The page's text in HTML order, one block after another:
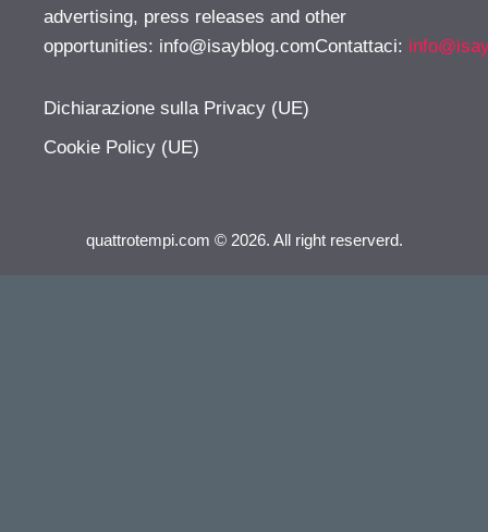
advertising, press releases and other
opportunities: info@isayblog.comContattaci:
Dichiarazione sulla Privacy (UE)
Cookie Policy (UE)
quattrotempi.com © 2026. All right reserverd.